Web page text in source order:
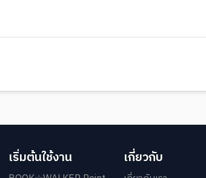
เริ่มต้นใช้งาน เกี่ยวกับ